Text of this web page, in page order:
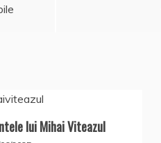
lui Mihai Viteazul